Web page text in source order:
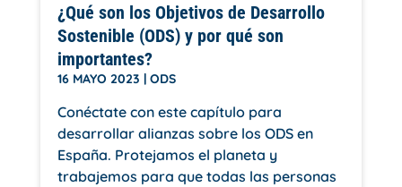
¿Qué son los Objetivos de Desarrollo
Sostenible (ODS) y por qué son
importantes?
16 MAYO 2023 | ODS
Conéctate con este capítulo para
desarrollar alianzas sobre los ODS en
España. Protejamos el planeta y
trabajemos para que todas las personas